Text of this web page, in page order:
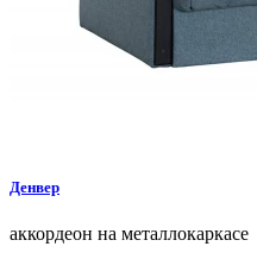
Денвер
аккордеон на металлокаркасе